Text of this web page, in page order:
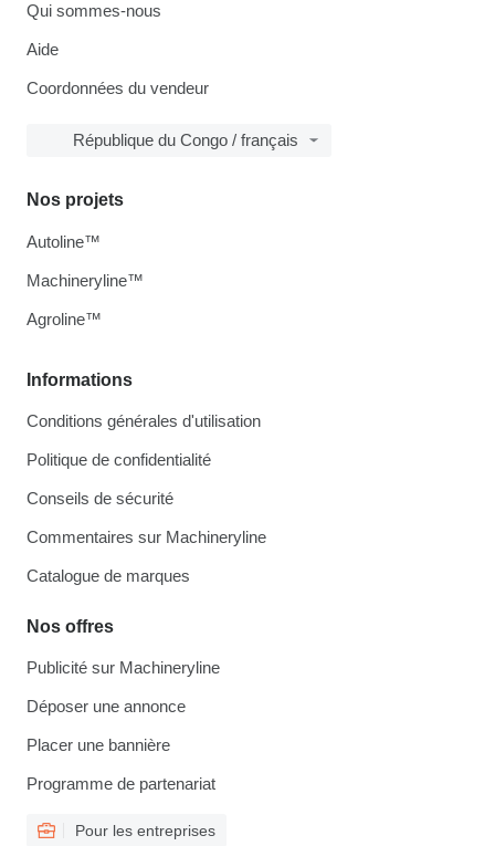
Qui sommes-nous
Aide
Coordonnées du vendeur
République du Congo / français
Informations
Conditions générales d'utilisation
Politique de confidentialité
Conseils de sécurité
Commentaires sur Machineryline
Catalogue de marques
Nos offres
Publicité sur Machineryline
Déposer une annonce
Placer une bannière
Programme de partenariat
Pour les entreprises
Nos projets
Autoline™
Machineryline™
Agroline™